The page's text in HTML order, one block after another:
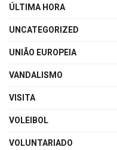
ÚLTIMA HORA
UNCATEGORIZED
UNIÃO EUROPEIA
VANDALISMO
VISITA
VOLEIBOL
VOLUNTARIADO